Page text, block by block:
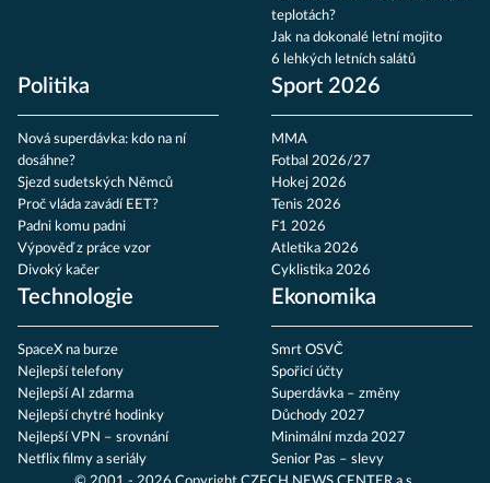
teplotách?
Jak na dokonalé letní mojito
6 lehkých letních salátů
Politika
Nová superdávka: kdo na ní
dosáhne?
Sjezd sudetských Němců
Proč vláda zavádí EET?
Padni komu padni
Výpověď z práce vzor
Divoký kačer
Sport 2026
MMA
Fotbal 2026/27
Hokej 2026
Tenis 2026
F1 2026
Atletika 2026
Cyklistika 2026
Technologie
SpaceX na burze
Nejlepší telefony
Nejlepší AI zdarma
Nejlepší chytré hodinky
Nejlepší VPN – srovnání
Netflix filmy a seriály
Ekonomika
Smrt OSVČ
Spořicí účty
Superdávka – změny
Důchody 2027
Minimální mzda 2027
Senior Pas – slevy